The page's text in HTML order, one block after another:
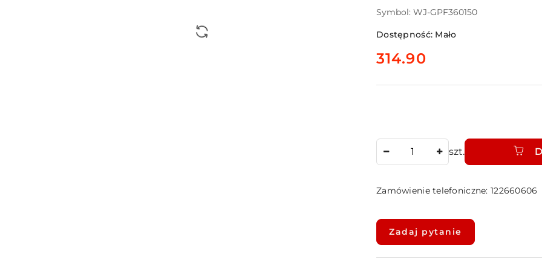
Symbol: WJ-GPF360150
Dostępność: Mało
cena:
314.90
szt.
Zamówienie telefoniczne: 122660606
Dostępność
i
dostawa
Zadaj pytanie